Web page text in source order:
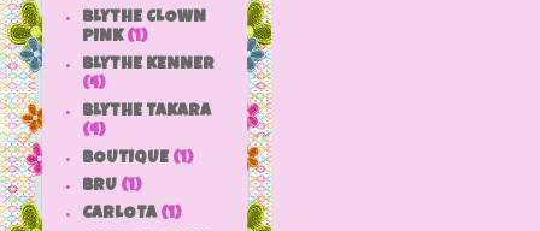
BLYTHE CLOWN
PINK (1)
BLYTHE KENNER
(4)
BLYTHE TAKARA
(4)
BOUTIQUE (1)
BRU (1)
CARLOTA (1)